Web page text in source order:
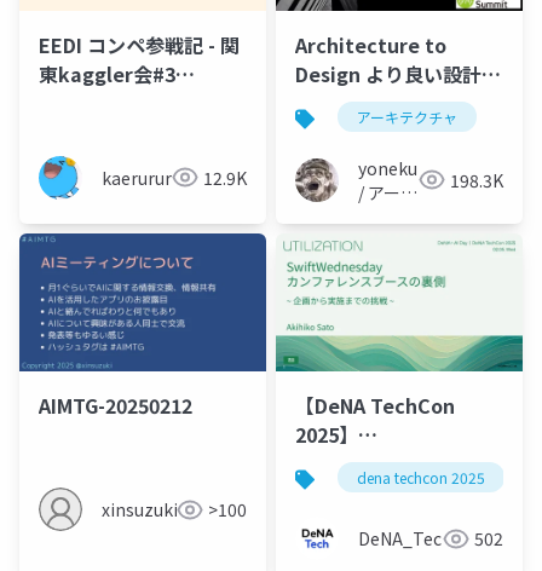
EEDI コンペ参戦記 - 関
東kaggler会#3
kaerururu 12.9K
Architecture to
Design より良い設計を
目指してアーキテクチャ
yonekubo
/ アーキ
の教科
書
198.3K
AIMTG-20250212
xinsuzuki >100
【DeNA TechCon
2025】
SwiftWednesday カ
ンファレンスブースの
裏側 ~企画から実践ま
での挑戦~
dena techcon 2025
DeNA_Tech 502